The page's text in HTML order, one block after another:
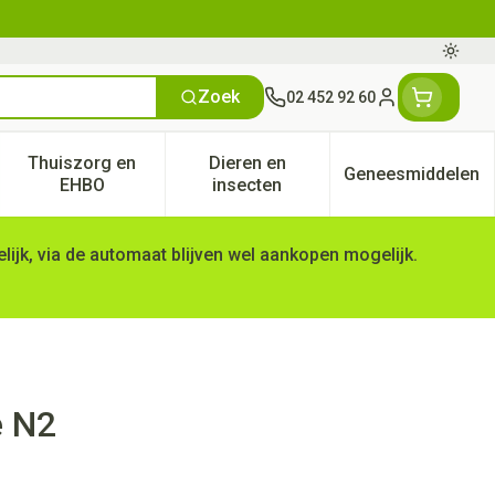
Zoek 02 452 92 60
Klant menu
categorie
voor Natuur geneeskunde categorie
Thuiszorg en
EHBOToon submenu voor Thuiszorg en EHBO categorie
Dieren en
insectenToon submenu voor Dieren
Geneesmiddelen
Toon
via de automaat blijven wel aankopen mogelijk.
N2